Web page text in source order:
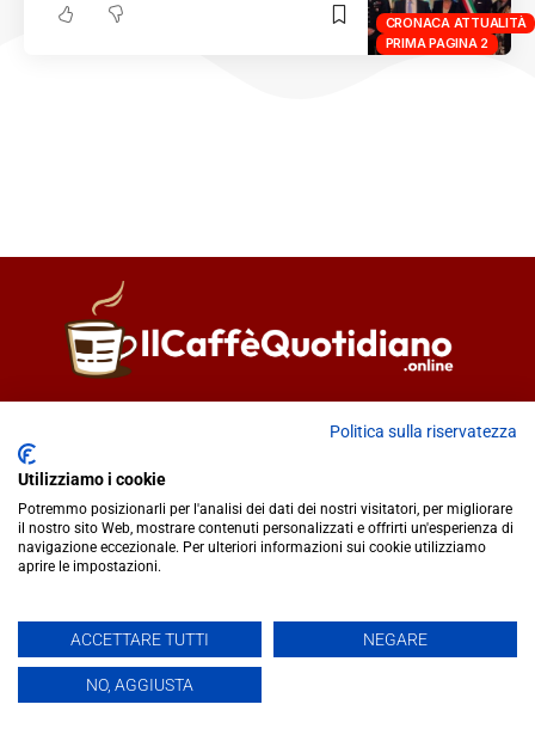
CRONACA ATTUALITÀ
PRIMA PAGINA 2
redazione@ilcaffequotidiano.online
C.F. 92076900858
Chi siamo
Privacy & Cookie Policy
IlCaffèQuotidiano.online è una testata giornalistica registrata
presso il Tribunale di Caltanissetta n.02/2024 del 17/07/2024 |
Realizzato da
Politica sulla riservatezza
Utilizziamo i cookie
Potremmo posizionarli per l'analisi dei dati dei nostri visitatori, per migliorare
il nostro sito Web, mostrare contenuti personalizzati e offrirti un'esperienza di
navigazione eccezionale. Per ulteriori informazioni sui cookie utilizziamo
aprire le impostazioni.
ACCETTARE TUTTI NEGARE
NO, AGGIUSTA